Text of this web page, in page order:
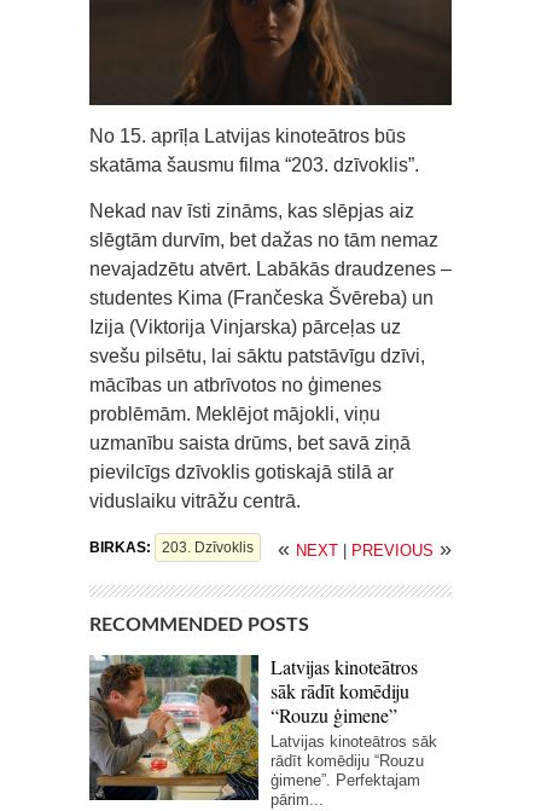
No 15. aprīļa Latvijas kinoteātros būs
skatāma šausmu filma “203. dzīvoklis”.
Nekad nav īsti zināms, kas slēpjas aiz
slēgtām durvīm, bet dažas no tām nemaz
nevajadzētu atvērt. Labākās draudzenes –
studentes Kima (Frančeska Švēreba) un
Izija (Viktorija Vinjarska) pārceļas uz
svešu pilsētu, lai sāktu patstāvīgu dzīvi,
mācības un atbrīvotos no ģimenes
problēmām. Meklējot mājokli, viņu
uzmanību saista drūms, bet savā ziņā
pievilcīgs dzīvoklis gotiskajā stilā ar
viduslaiku vitrāžu centrā.
BIRKAS: 203. Dzīvoklis « NEXT PREVIOUS »
RECOMMENDED POSTS
Latvijas kinoteātros
sāk rādīt komēdiju
“Rouzu ģimene”
Latvijas kinoteātros sāk
rādīt komēdiju “Rouzu
ģimene”. Perfektajam
pārim...